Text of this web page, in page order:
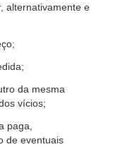
alternativamente e
da mesma
vícios;
paga,
de eventuais